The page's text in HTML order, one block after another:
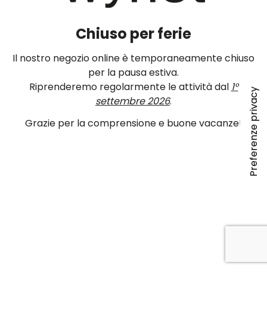
Chiuso per ferie
Il nostro negozio online è temporaneamente chiuso
per la pausa estiva.
Riprenderemo regolarmente le attività dal 1°
settembre 2026.
Grazie per la comprensione e buone vacanze!